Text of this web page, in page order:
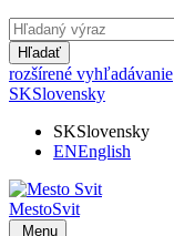
Hľadať
rozšírené vyhľadávanie
SKSlovensky
SKSlovensky
ENEnglish
MestoSvit
Menu